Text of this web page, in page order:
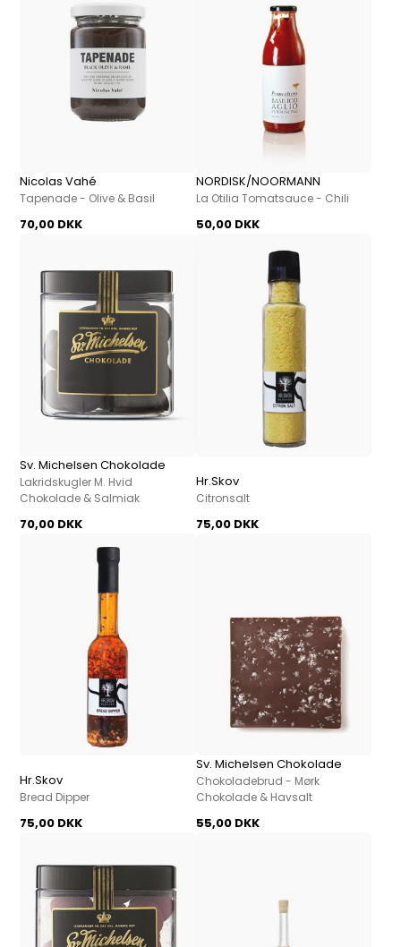
Nicolas Vahé
Tapenade - Olive & Basil
70,00 DKK
NORDISK/NOORMANN
La Otilia Tomatsauce - Chili
50,00 DKK
Sv. Michelsen Chokolade
Lakridskugler M. Hvid
Chokolade & Salmiak
70,00 DKK
Hr.Skov
Citronsalt
75,00 DKK
Hr.Skov
Bread Dipper
75,00 DKK
Sv. Michelsen Chokolade
Chokoladebrud - Mørk
Chokolade & Havsalt
55,00 DKK